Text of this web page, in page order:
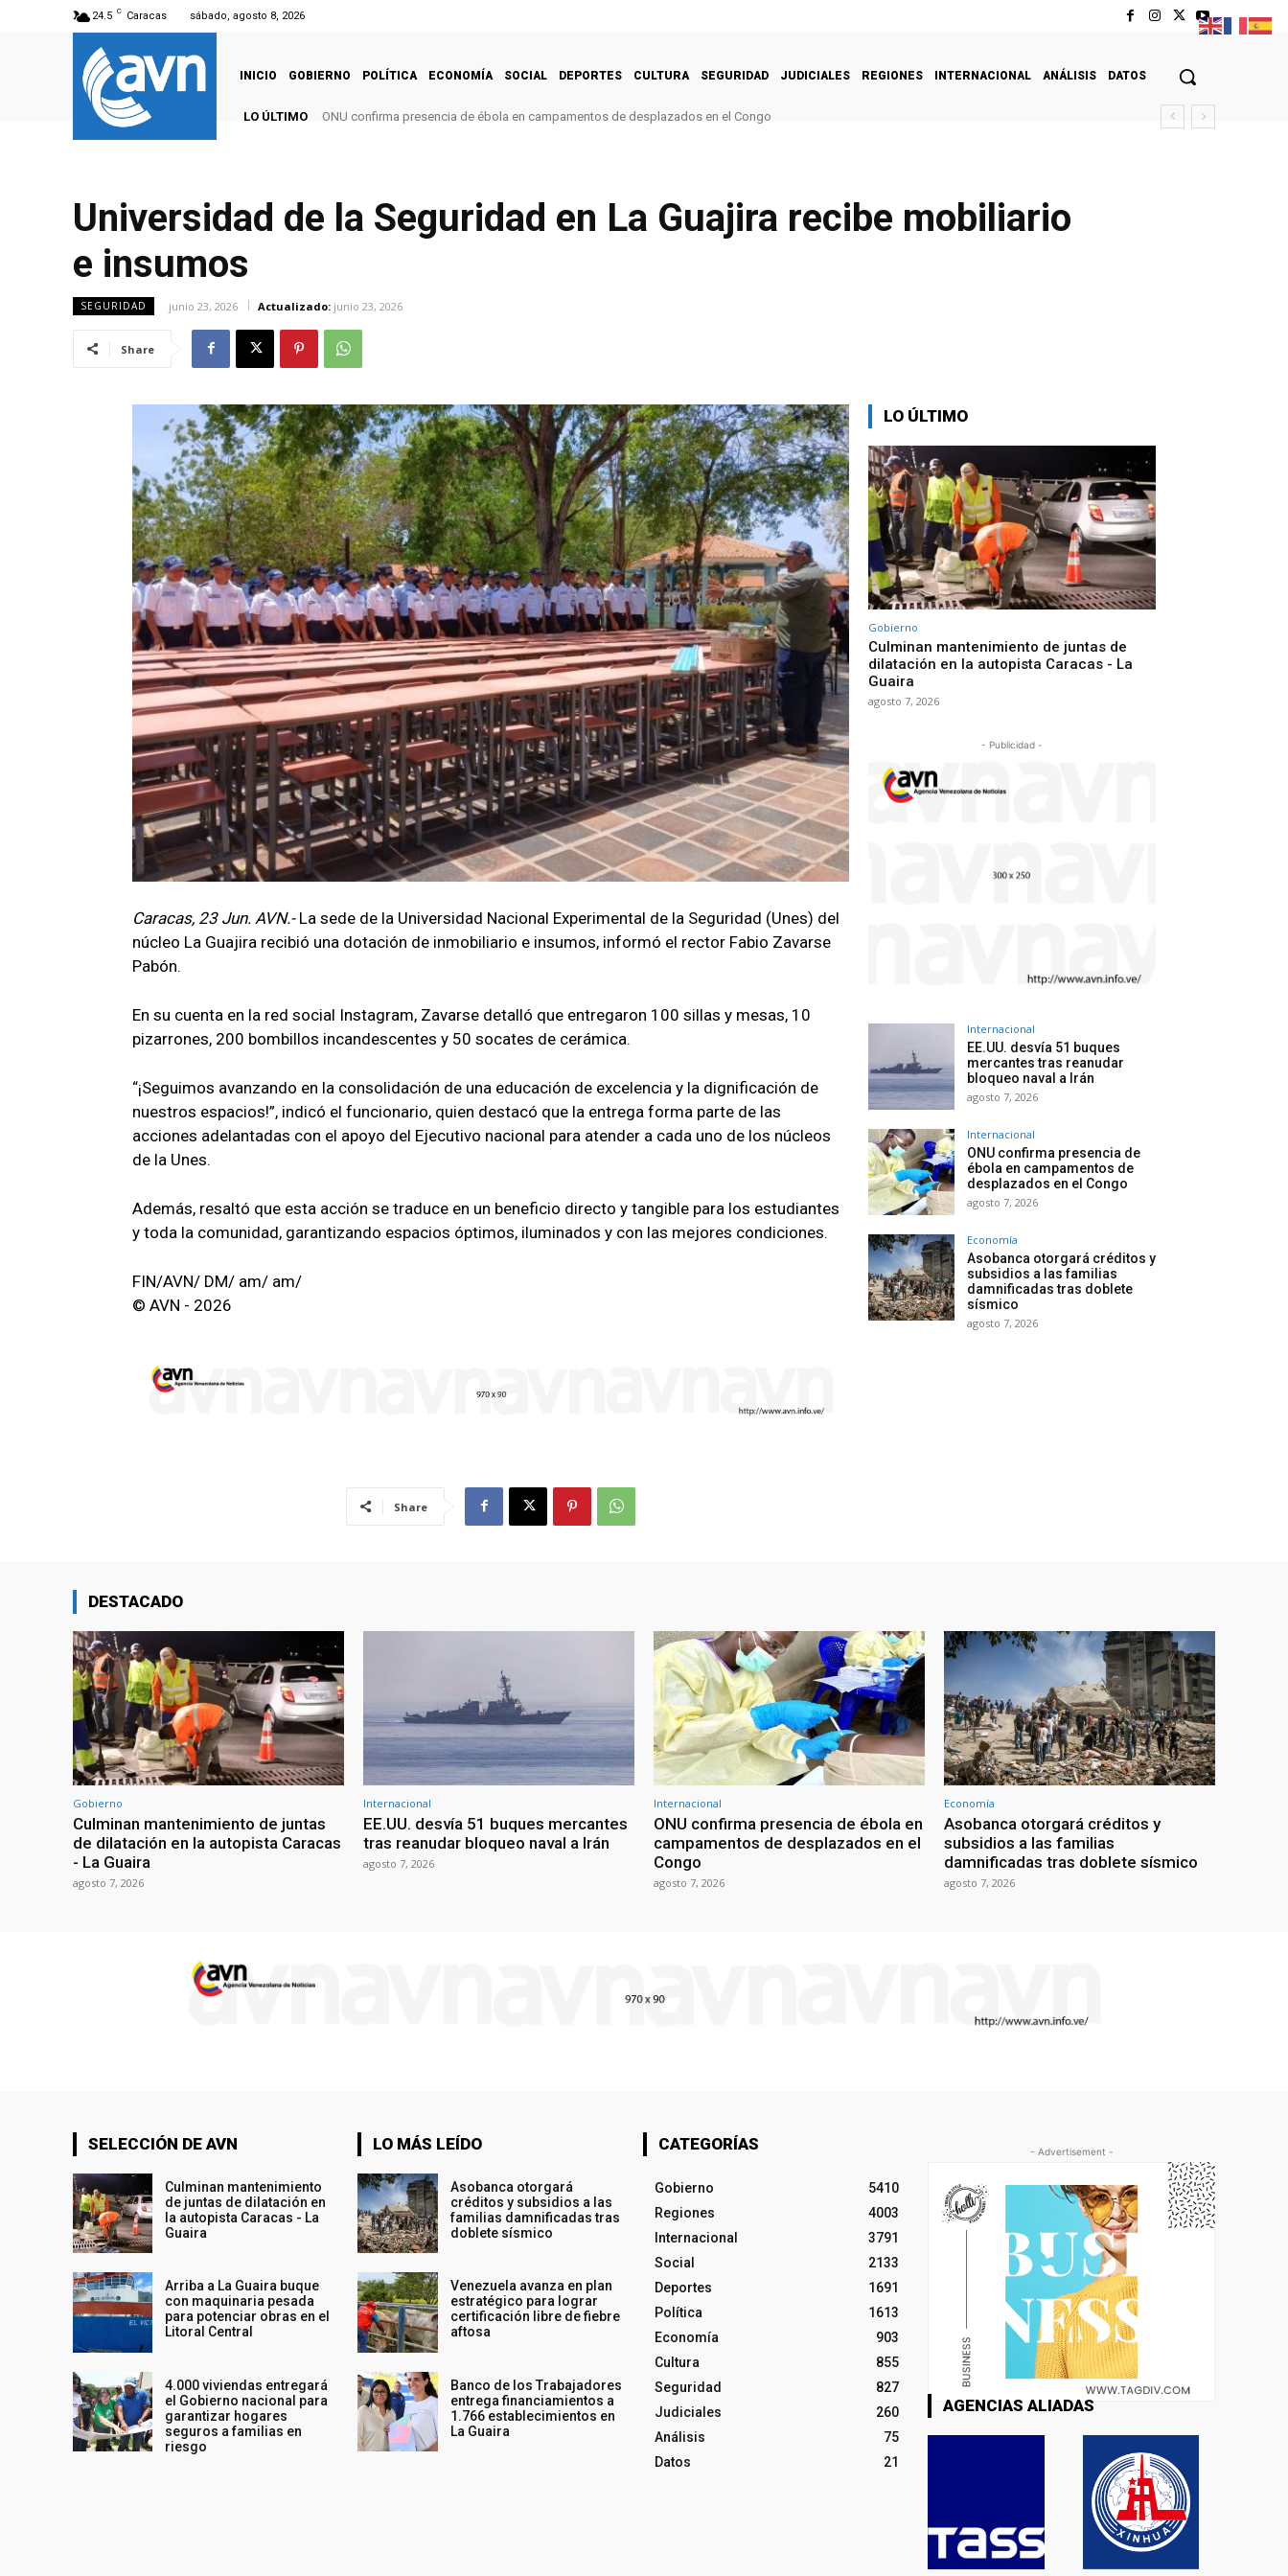
24.5 C Caracas sábado, agosto 8, 2026
INICIO GOBIERNO POLÍTICA ECONOMÍA SOCIAL DEPORTES CULTURA SEGURIDAD JUDICIALES REGIONES INTERNACIONAL ANÁLISIS DATOS
LO ÚLTIMOONU confirma presencia de ébola en campamentos de desplazados en el Congo
Asobanca otorgará créditos y subsidios a las familias damnificadas tras doblete sísmico
Universidad de la Seguridad en La Guajira recibe mobiliario
e insumos
SEGURIDAD junio 23, 2026 Actualizado: junio 23, 2026
Share
Caracas, 23 Jun. AVN.-La sede de la Universidad Nacional Experimental de la Seguridad (Unes) del
núcleo La Guajira recibió una dotación de inmobiliario e insumos, informó el rector Fabio Zavarse
Pabón.
En su cuenta en la red social Instagram, Zavarse detalló que entregaron 100 sillas y mesas, 10
pizarrones, 200 bombillos incandescentes y 50 socates de cerámica.
“¡Seguimos avanzando en la consolidación de una educación de excelencia y la dignificación de
nuestros espacios!”, indicó el funcionario, quien destacó que la entrega forma parte de las
acciones adelantadas con el apoyo del Ejecutivo nacional para atender a cada uno de los núcleos
de la Unes.
Además, resaltó que esta acción se traduce en un beneficio directo y tangible para los estudiantes
y toda la comunidad, garantizando espacios óptimos, iluminados y con las mejores condiciones.
FIN/AVN/ DM/ am/ am/
© AVN - 2026
Share
LO ÚLTIMO
Gobierno
Culminan mantenimiento de juntas de
dilatación en la autopista Caracas - La
Guaira
agosto 7, 2026
- Publicidad -
Internacional
EE.UU. desvía 51 buques
mercantes tras reanudar
bloqueo naval a Irán
agosto 7, 2026
Internacional
ONU confirma presencia de
ébola en campamentos de
desplazados en el Congo
agosto 7, 2026
Economía
Asobanca otorgará créditos y
subsidios a las familias
damnificadas tras doblete
sísmico
agosto 7, 2026
DESTACADO
Gobierno
Culminan mantenimiento de juntas
de dilatación en la autopista Caracas
- La Guaira
agosto 7, 2026
Internacional
EE.UU. desvía 51 buques mercantes
tras reanudar bloqueo naval a Irán
agosto 7, 2026
Internacional
ONU confirma presencia de ébola en
campamentos de desplazados en el
Congo
agosto 7, 2026
Economía
Asobanca otorgará créditos y
subsidios a las familias
damnificadas tras doblete sísmico
agosto 7, 2026
SELECCIÓN DE AVN
Culminan mantenimiento
de juntas de dilatación en
la autopista Caracas - La
Guaira
Arriba a La Guaira buque
con maquinaria pesada
para potenciar obras en el
Litoral Central
4.000 viviendas entregará
el Gobierno nacional para
garantizar hogares
seguros a familias en
riesgo
LO MÁS LEÍDO
Asobanca otorgará
créditos y subsidios a las
familias damnificadas tras
doblete sísmico
Venezuela avanza en plan
estratégico para lograr
certificación libre de fiebre
aftosa
Banco de los Trabajadores
entrega financiamientos a
1.766 establecimientos en
La Guaira
CATEGORÍAS
Gobierno
5410
Regiones
4003
Internacional
3791
Social
2133
Deportes
1691
Política
1613
Economía
903
Cultura
855
Seguridad
827
Judiciales
260
Análisis
75
Datos
21
- Advertisement -
AGENCIAS ALIADAS